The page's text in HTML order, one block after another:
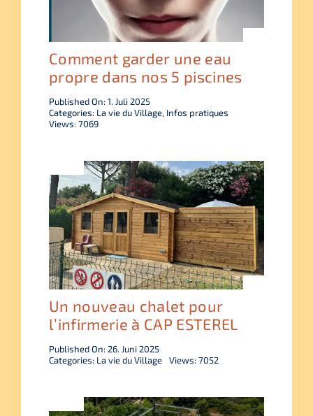
Comment garder une eau
propre dans nos 5 piscines
Published On: 1. Juli 2025
Categories: La vie du Village, Infos pratiques
Views: 7069
Un nouveau chalet pour
l’infirmerie à CAP ESTEREL
Published On: 26. Juni 2025
Categories: La vie du Village Views: 7052